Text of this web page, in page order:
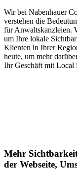
Wir bei Nabenhauer
verstehen die
für Anwaltskanzleien.
um Ihre lokale
Klienten in Ihrer
heute, um mehr
Ihr Geschäft mit Local
Mehr
der Webseite,